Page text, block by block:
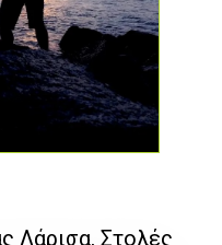
Λάρισα, Στολές